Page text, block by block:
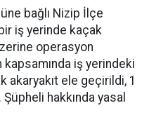
bağlı Nizip İlçe
iş yerinde kaçak
operasyon
kapsamında iş yerindeki
akaryakıt ele geçirildi, 1
Şüpheli hakkında yasal